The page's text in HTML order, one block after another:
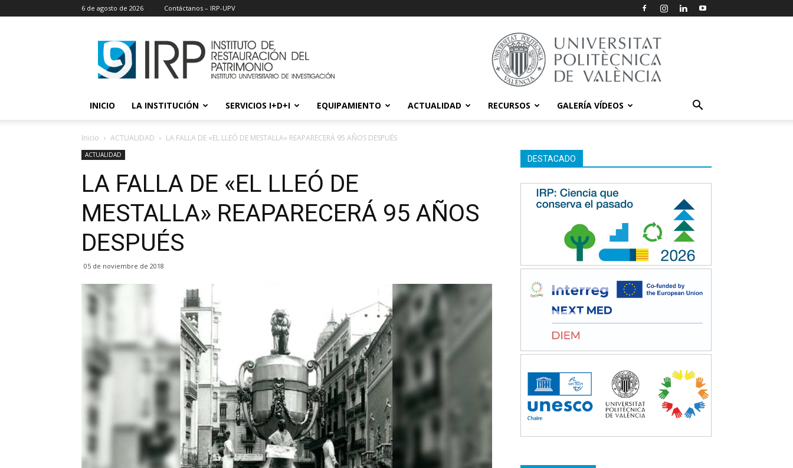
6 de agosto de 2026 Contáctanos – IRP-UPV
IRP
INICIO LA INSTITUCIÓN SERVICIOS I+D+I EQUIPAMIENTO ACTUALIDAD RECURSOS GALERÍA VÍDEOS
Inicio ACTUALIDAD LA FALLA DE «EL LLEÓ DE MESTALLA» REAPARECERÁ 95 AÑOS DESPUÉS
ACTUALIDAD
LA FALLA DE «EL LLEÓ DE
MESTALLA» REAPARECERÁ 95 AÑOS
DESPUÉS
05 de noviembre de 2018
DESTACADO